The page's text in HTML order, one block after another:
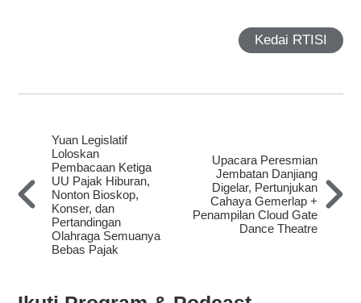
Kedai RTISI
Yuan Legislatif
Loloskan
Pembacaan Ketiga
UU Pajak Hiburan,
Nonton Bioskop,
Konser, dan
Pertandingan
Olahraga Semuanya
Bebas Pajak
Upacara Peresmian
Jembatan Danjiang
Digelar, Pertunjukan
Cahaya Gemerlap +
Penampilan Cloud Gate
Dance Theatre